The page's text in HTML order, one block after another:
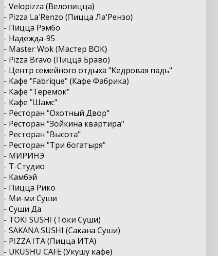
- Velopizza (Велопицца)
- Pizza La'Renzo (Пицца Ла'Рензо)
- Пицца Рэмбо
- Надежда-95
- Master Wok (Мастер ВОК)
- Pizza Bravo (Пицца Браво)
- Центр семейного отдыха "Кедровая падь"
- Кафе "Fabrique" (Кафе Фабрика)
- Кафе "Теремок"
- Кафе "Шамс"
- Ресторан "Охотный Двор"
- Ресторан "Зойкина квартира"
- Ресторан "Высота"
- Ресторан "Три богатыря"
- МИРИНЭ
- Т-Студио
- Камбэй
- Пицца Рико
- Ми-ми Суши
- Суши Да
- TOKI SUSHI (Токи Суши)
- SAKANA SUSHI (Сакана Суши)
- PIZZA ITA (Пицца ИТА)
- UKUSHU CAFE (Укушу кафе)